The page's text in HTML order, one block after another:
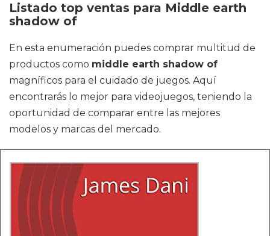
Listado top ventas para Middle earth
shadow of
En esta enumeración puedes comprar multitud de
productos como middle earth shadow of
magníficos para el cuidado de juegos. Aquí
encontrarás lo mejor para videojuegos, teniendo la
oportunidad de comparar entre las mejores
modelos y marcas del mercado.